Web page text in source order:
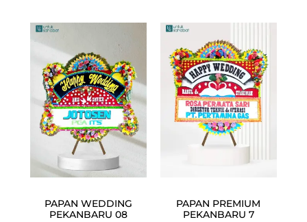
PAPAN WEDDING
PEKANBARU 08
PAPAN PREMIUM
PEKANBARU 7